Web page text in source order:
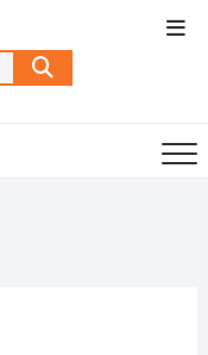
Search
…